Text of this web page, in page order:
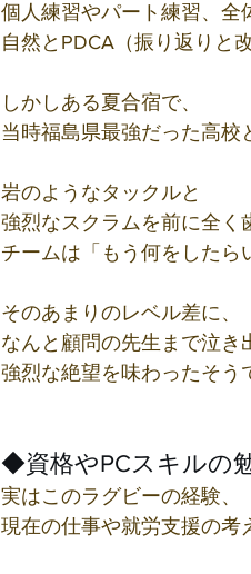
個人練習やパート練習、全
自然とPDCA（振り返りと
しかしある夏合宿で、
当時福島県最強だった高校
岩のようなタックルと
強烈なスクラムを前に全く
チームは「もう何をした
そのあまりのレベル差に、
なんと顧問の先生まで泣き
強烈な絶望を味わったそう
◆資格やPCスキルの
実はこのラグビーの経験、
現在の仕事や就労支援の考